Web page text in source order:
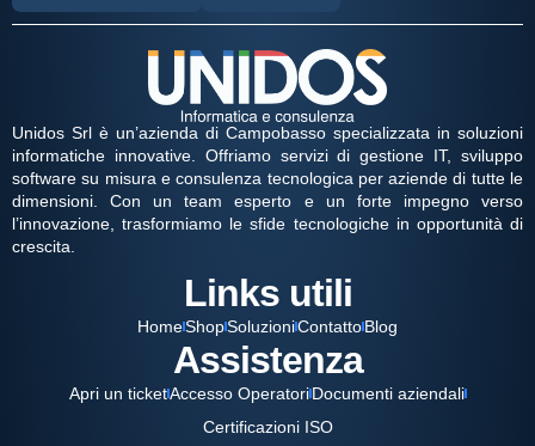
Unidos Srl è un’azienda di Campobasso specializzata in soluzioni
informatiche innovative. Offriamo servizi di gestione IT, sviluppo
software su misura e consulenza tecnologica per aziende di tutte le
dimensioni. Con un team esperto e un forte impegno verso
l’innovazione, trasformiamo le sfide tecnologiche in opportunità di
crescita.
Links utili
HomeShopSoluzioniContattoBlog
Assistenza
Apri un ticketAccesso OperatoriDocumenti aziendali
Certificazioni ISO